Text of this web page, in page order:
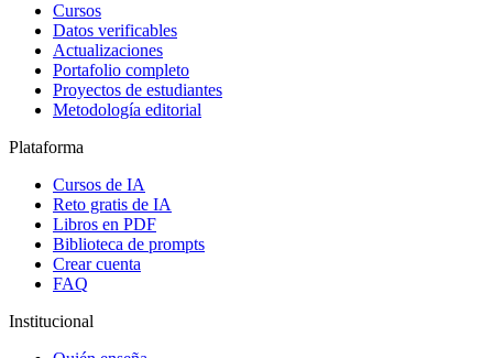
Cursos
Datos verificables
Actualizaciones
Portafolio completo
Proyectos de estudiantes
Metodología editorial
Plataforma
Cursos de IA
Reto gratis de IA
Libros en PDF
Biblioteca de prompts
Crear cuenta
FAQ
Institucional